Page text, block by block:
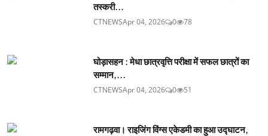
तस्करी...
CTNEWSApr 04, 2026 0 78
घोड़ासहन : मेधा छात्रवृत्ति परीक्षा में सफल छात्रों का
सम्मान,...
CTNEWSApr 04, 2026 0 51
रामगढ़वा। राइजिंग विंग्स एकेडमी का हुआ उद्घाटन,